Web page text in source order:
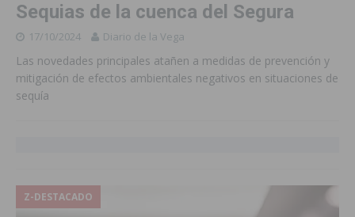
Sequias de la cuenca del Segura
17/10/2024 Diario de la Vega
Las novedades principales atañen a medidas de prevención y
mitigación de efectos ambientales negativos en situaciones de
sequía
Z-DESTACADO